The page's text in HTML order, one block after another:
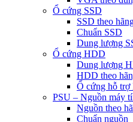
Ổ cứng SSD
SSD theo
Chuẩn SSD
Dung lượng
Ổ cứng HDD
Dung lượng
HDD theo
Ổ cứng hỗ trợ
PSU – Nguồn máy
Nguồn theo
Chuẩn nguồn